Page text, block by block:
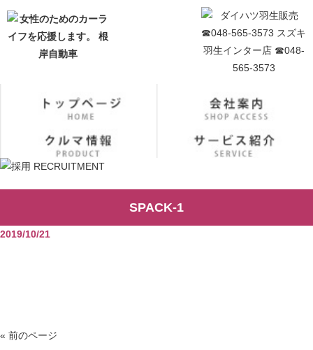
SPACK-1
2019/10/21
« 前のページ